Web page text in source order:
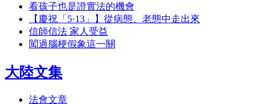
看孩子也是證實法的機會
【慶祝「5·13」】從病態、老態中走出來
信師信法 家人受益
闖過腦梗假象這一關
大陸文集
法會文章